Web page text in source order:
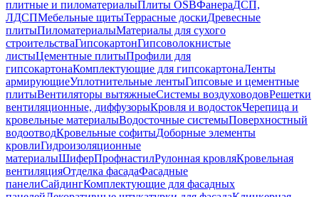
плитные и пиломатериалыПлиты OSBФанераДСП,
ЛДСПМебельные щитыТеррасные доскиДревесные
плитыПиломатериалыМатериалы для сухого
строительстваГипсокартонГипсоволокнистые
листыЦементные плитыПрофили для
гипсокартонаКомплектующие для гипсокартонаЛенты
армирующиеУплотнительные лентыГипсовые и цементные
плитыВентиляторы вытяжныеСистемы воздуховодовРешетки
вентиляционные, диффузорыКровля и водостокЧерепица и
кровельные материалыВодосточные системыПоверхностный
водоотводКровельные софитыДоборные элементы
кровлиГидроизоляционные
материалыШиферПрофнастилРулонная кровляКровельная
вентиляцияОтделка фасадаФасадные
панелиСайдингКомплектующие для фасадных